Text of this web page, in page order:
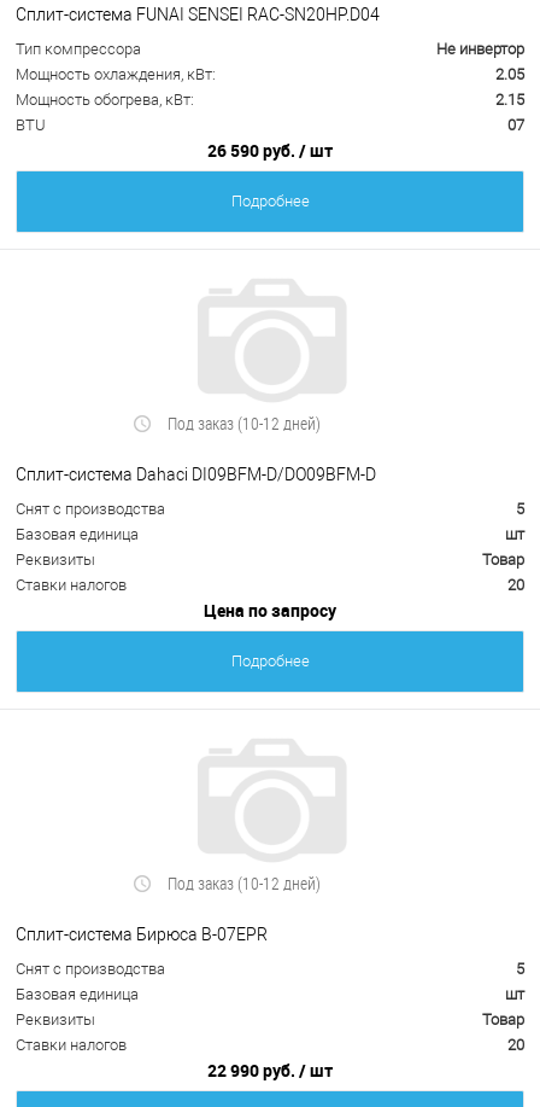
Сплит-система FUNAI SENSEI RAC-SN20HP.D04
Тип компрессора
Не инвертор
Мощность охлаждения, кВт:
2.05
Мощность обогрева, кВт:
2.15
BTU
07
26 590 руб. / шт
Подробнее
Под заказ (10-12 дней)
Сплит-система Dahaci DI09BFM-D/DO09BFM-D
Снят с производства
5
Базовая единица
шт
Реквизиты
Товар
Ставки налогов
20
Цена по запросу
Подробнее
Под заказ (10-12 дней)
Сплит-система Бирюса B-07EPR
Снят с производства
5
Базовая единица
шт
Реквизиты
Товар
Ставки налогов
20
22 990 руб. / шт